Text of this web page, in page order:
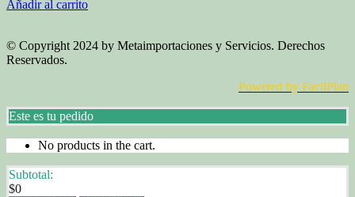
Añadir al carrito
© Copyright 2024 by Metaimportaciones y Servicios. Derechos
Reservados.
Powered by FacilPlan
Este es tu pedido
No products in the cart.
Subtotal:
$0